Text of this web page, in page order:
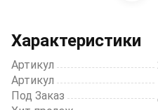
20
Характеристики
Артикул
Артикул
Под Заказ